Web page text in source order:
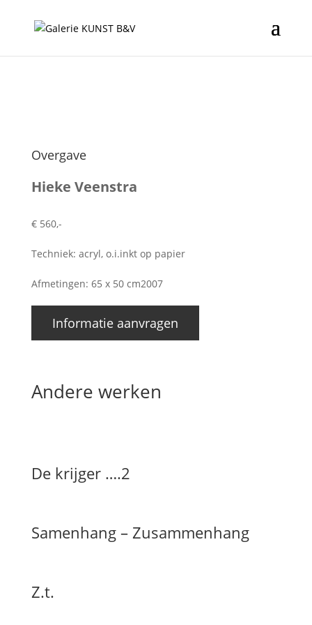
Overgave
Hieke Veenstra
€ 560,-
Techniek: acryl, o.i.inkt op papier
Afmetingen: 65 x 50 cm2007
Informatie aanvragen
Andere werken
De krijger ….2
Samenhang – Zusammenhang
Z.t.